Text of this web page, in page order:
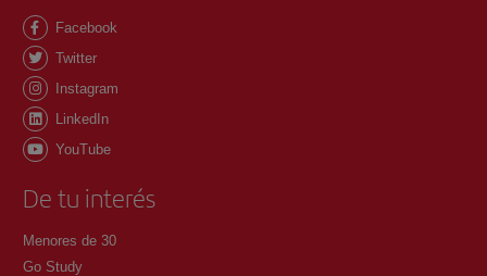
Facebook
Twitter
Instagram
LinkedIn
YouTube
De tu interés
Menores de 30
Go Study